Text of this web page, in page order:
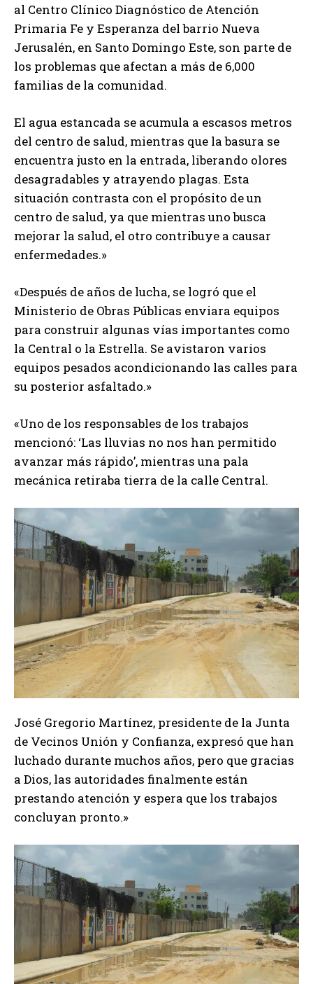
al Centro Clínico Diagnóstico de Atención
Primaria Fe y Esperanza del barrio Nueva
Jerusalén, en Santo Domingo Este, son parte de
los problemas que afectan a más de 6,000
familias de la comunidad.
El agua estancada se acumula a escasos metros
del centro de salud, mientras que la basura se
encuentra justo en la entrada, liberando olores
desagradables y atrayendo plagas. Esta
situación contrasta con el propósito de un
centro de salud, ya que mientras uno busca
mejorar la salud, el otro contribuye a causar
enfermedades.»
«Después de años de lucha, se logró que el
Ministerio de Obras Públicas enviara equipos
para construir algunas vías importantes como
la Central o la Estrella. Se avistaron varios
equipos pesados acondicionando las calles para
su posterior asfaltado.»
«Uno de los responsables de los trabajos
mencionó: ‘Las lluvias no nos han permitido
avanzar más rápido’, mientras una pala
mecánica retiraba tierra de la calle Central.
José Gregorio Martínez, presidente de la Junta
de Vecinos Unión y Confianza, expresó que han
luchado durante muchos años, pero que gracias
a Dios, las autoridades finalmente están
prestando atención y espera que los trabajos
concluyan pronto.»